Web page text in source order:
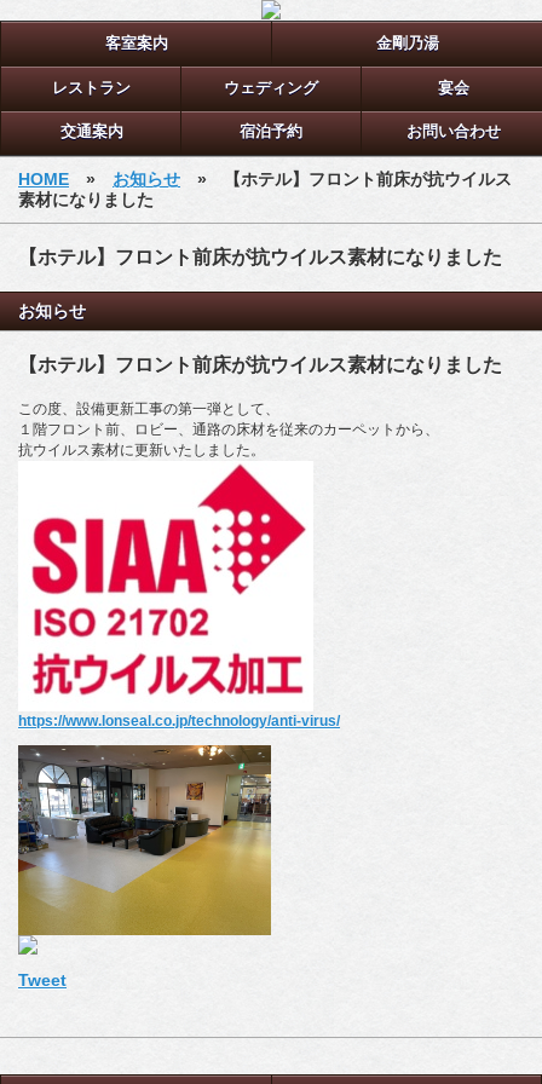
客室案内 金剛乃湯
レストラン ウェディング 宴会
交通案内 宿泊予約 お問い合わせ
HOME » お知らせ » 【ホテル】フロント前床が抗ウイルス
素材になりました
【ホテル】フロント前床が抗ウイルス素材になりました
お知らせ
【ホテル】フロント前床が抗ウイルス素材になりました
この度、設備更新工事の第一弾として、
１階フロント前、ロビー、通路の床材を従来のカーペットから、
抗ウイルス素材に更新いたしました。
https://www.lonseal.co.jp/technology/anti-virus/
Tweet